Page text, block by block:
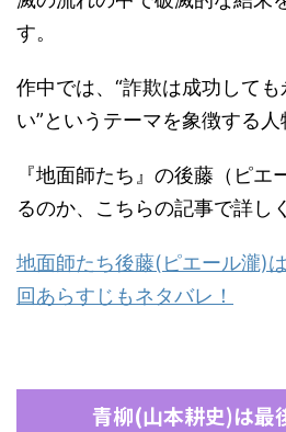
す。
作中では、“詐欺は成功して
い”というテーマを象徴する人
『地面師たち』の後藤（ピエ
るのか、こちらの記事で詳し
地面師たち後藤(ピエール瀧)
回あらすじもネタバレ！
青柳(山本耕史)は最